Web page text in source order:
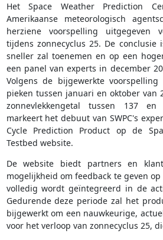
Het Space Weather Prediction
Amerikaanse meteorologisch
herziene voorspelling uitgegeven
tijdens zonnecyclus 25. De
sneller zal toenemen en op een
een panel van experts in december
Volgens de bijgewerkte
pieken tussen januari en oktober van
zonnevlekkengetal tussen 137
markeert het debuut van SWPC's
Cycle Prediction Product op de
Testbed website.
De website biedt partners en
mogelijkheid om feedback te geven
volledig wordt geïntegreerd in de
Gedurende deze periode zal het
bijgewerkt om een nauwkeurige,
voor het verloop van zonnecyclus 25,